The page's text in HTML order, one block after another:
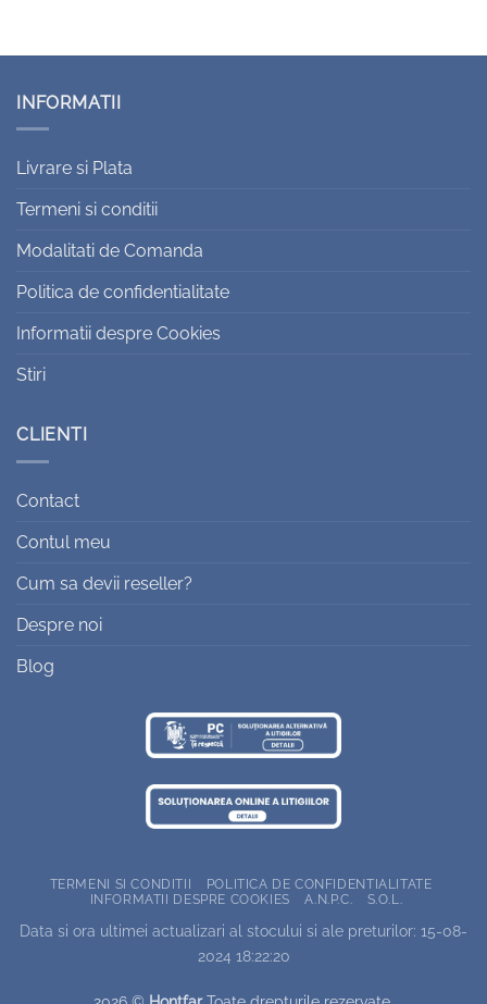
INFORMATII
Livrare si Plata
Termeni si conditii
Modalitati de Comanda
Politica de confidentialitate
Informatii despre Cookies
Stiri
CLIENTI
Contact
Contul meu
Cum sa devii reseller?
Despre noi
Blog
TERMENI SI CONDITII
POLITICA DE CONFIDENTIALITATE
INFORMATII DESPRE COOKIES
A.N.P.C. S.O.L.
Data si ora ultimei actualizari al stocului si ale preturilor: 15-08-
2024 18:22:20